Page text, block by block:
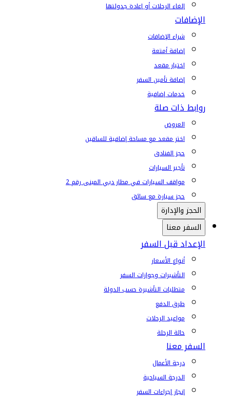
إلغاء الرحلات أو إعادة جدولتها
الإضافات
شراء الإضافات
إضافة أمتعة
اختيار مقعد
إضافة تأمين السفر
خدمات إضافية
روابط ذات صلة
العروض
اختر مقعد مع مساحة إضافية للساقين
حجز الفنادق
تأجير السيارات
مواقف السيارات في مطار دبي المبنى رقم 2
حجز سيارة مع سائق
الحجز والإدارة
السفر معنا
الإعداد قبل السفر
أنواع الأسعار
التأشيرات وجوازات السفر
متطلبات التأشيرة حسب الدولة
طرق الدفع
مواعيد الرحلات
حالة الرحلة
السفر معنا
درجة الأعمال
الدرجة السياحية
إنجاز إجراءات السفر